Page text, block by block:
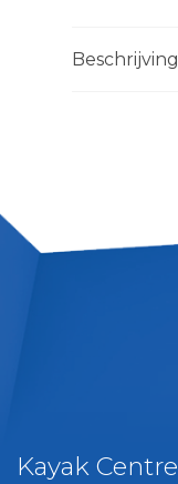
Beschrijving
Kayak Centre